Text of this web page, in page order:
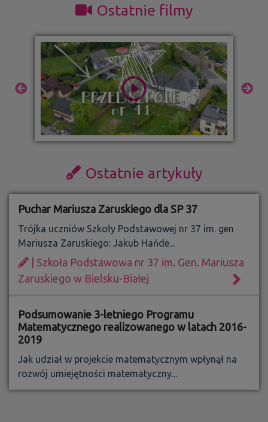
Ostatnie filmy
Ostatnie artykuły
Puchar Mariusza Zaruskiego dla SP 37
Trójka uczniów Szkoły Podstawowej nr 37 im. gen
Mariusza Zaruskiego: Jakub Hańde...
| Szkoła Podstawowa nr 37 im. Gen. Mariusza
Zaruskiego w Bielsku-Białej
Podsumowanie 3-letniego Programu
Matematycznego realizowanego w latach 2016-
2019
Jak udział w projekcie matematycznym wpłynął na
rozwój umiejętności matematyczny...